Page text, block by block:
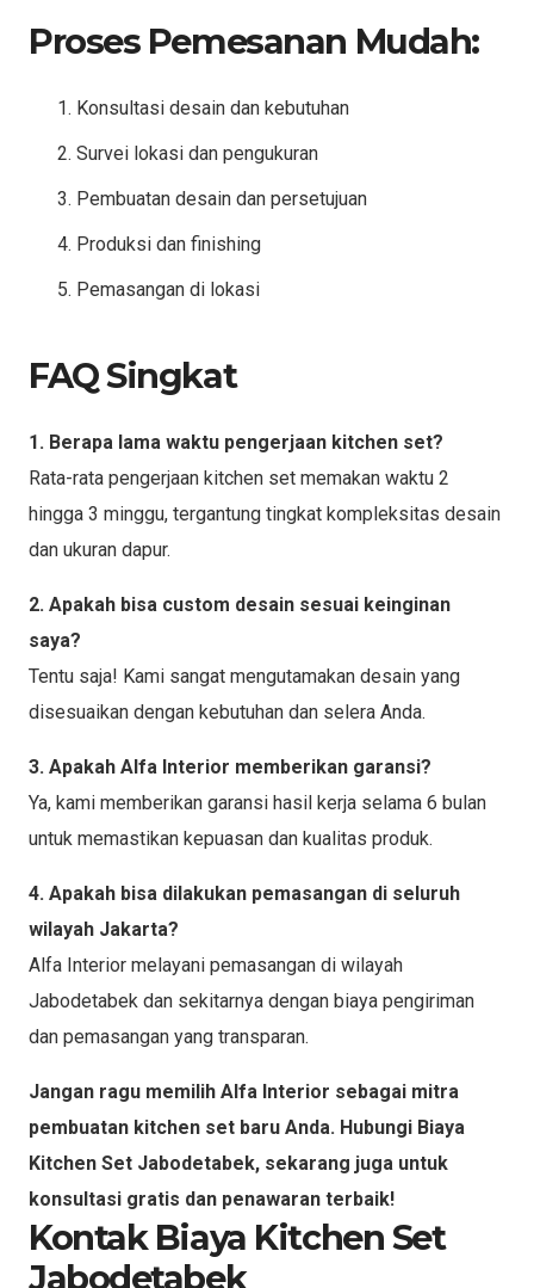
Proses Pemesanan Mudah:
Konsultasi desain dan kebutuhan
Survei lokasi dan pengukuran
Pembuatan desain dan persetujuan
Produksi dan finishing
Pemasangan di lokasi
FAQ Singkat
1. Berapa lama waktu pengerjaan kitchen set?
Rata-rata pengerjaan kitchen set memakan waktu 2
hingga 3 minggu, tergantung tingkat kompleksitas desain
dan ukuran dapur.
2. Apakah bisa custom desain sesuai keinginan
saya?
Tentu saja! Kami sangat mengutamakan desain yang
disesuaikan dengan kebutuhan dan selera Anda.
3. Apakah Alfa Interior memberikan garansi?
Ya, kami memberikan garansi hasil kerja selama 6 bulan
untuk memastikan kepuasan dan kualitas produk.
4. Apakah bisa dilakukan pemasangan di seluruh
wilayah Jakarta?
Alfa Interior melayani pemasangan di wilayah
Jabodetabek dan sekitarnya dengan biaya pengiriman
dan pemasangan yang transparan.
Jangan ragu memilih Alfa Interior sebagai mitra
pembuatan kitchen set baru Anda. Hubungi Biaya
Kitchen Set Jabodetabek, sekarang juga untuk
konsultasi gratis dan penawaran terbaik!
Kontak Biaya Kitchen Set
Jabodetabek